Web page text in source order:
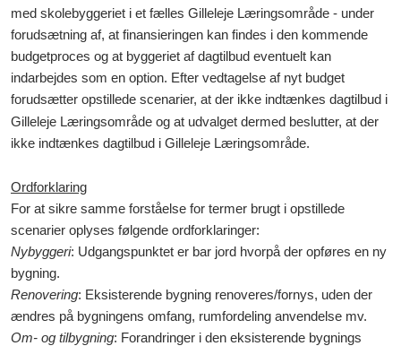
med skolebyggeriet i et fælles Gilleleje Læringsområde - under
forudsætning af, at finansieringen kan findes i den kommende
budgetproces og at byggeriet af dagtilbud eventuelt kan
indarbejdes som en option. Efter vedtagelse af nyt budget
forudsætter opstillede scenarier, at der ikke indtænkes dagtilbud i
Gilleleje Læringsområde og at udvalget dermed beslutter, at der
ikke indtænkes dagtilbud i Gilleleje Læringsområde.
Ordforklaring
For at sikre samme forståelse for termer brugt i opstillede
scenarier oplyses følgende ordforklaringer:
Nybyggeri: Udgangspunktet er bar jord hvorpå der opføres en ny
bygning.
Renovering: Eksisterende bygning renoveres/fornys, uden der
ændres på bygningens omfang, rumfordeling anvendelse mv.
Om- og tilbygning: Forandringer i den eksisterende bygnings